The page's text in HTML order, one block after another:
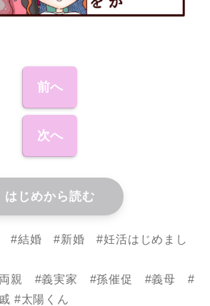
前へ
次へ
はじめから読む
#結婚 #新婚 #妊活はじめまし
両親 #義実家 #孫催促 #義母 #
#太陽くん